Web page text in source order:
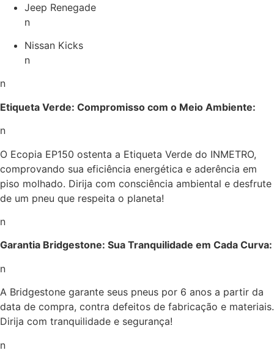
Jeep Renegade
n
Nissan Kicks
n
n
Etiqueta Verde: Compromisso com o Meio Ambiente:
n
O Ecopia EP150 ostenta a Etiqueta Verde do INMETRO,
comprovando sua eficiência energética e aderência em
piso molhado. Dirija com consciência ambiental e desfrute
de um pneu que respeita o planeta!
n
Garantia Bridgestone: Sua Tranquilidade em Cada Curva:
n
A Bridgestone garante seus pneus por 6 anos a partir da
data de compra, contra defeitos de fabricação e materiais.
Dirija com tranquilidade e segurança!
n